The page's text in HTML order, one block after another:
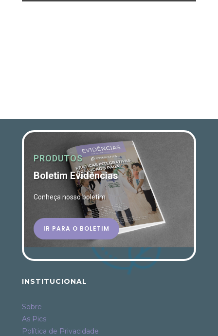
PRODUTOS
Boletim Evidências
Conheça nosso boletim
IR PARA O BOLETIM
INSTITUCIONAL
Sobre
As Pics
Política de Privacidade